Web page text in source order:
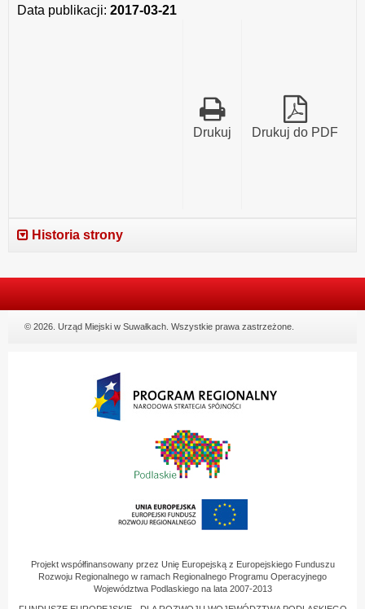
Data publikacji: 2017-03-21
Drukuj do PDF
Drukuj
Historia strony
© 2026. Urząd Miejski w Suwałkach. Wszystkie prawa zastrzeżone.
Projekt współfinansowany przez Unię Europejską z Europejskiego Funduszu
Rozwoju Regionalnego w ramach Regionalnego Programu Operacyjnego
Województwa Podlaskiego na lata 2007-2013